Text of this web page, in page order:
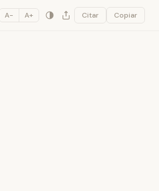
A− A+ Citar Copiar